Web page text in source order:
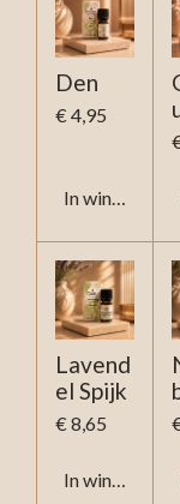
Den
€ 4,95
In
Lavend
el Spijk
€ 8,65
In